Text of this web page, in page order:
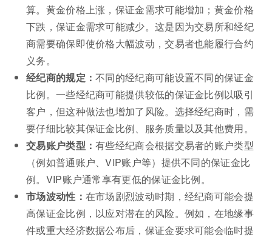
算。黄金价格上涨，保证金需求可能增加；黄金价格
下跌，保证金需求可能减少。这是因为交易所和经纪
商需要确保即使价格大幅波动，交易者也能履行合约
义务。
经纪商的规定：不同的经纪商可能设置不同的保证金
比例。一些经纪商可能提供较低的保证金比例以吸引
客户，但这种做法也增加了风险。选择经纪商时，需
要仔细比较其保证金比例、服务质量以及其他费用。
交易账户类型：有些经纪商会根据交易者的账户类型
（例如普通账户、VIP账户等）提供不同的保证金比
例。VIP账户通常享有更低的保证金比例。
市场波动性： 在市场剧烈波动时期，经纪商可能会提
高保证金比例，以应对潜在的风险。例如，在地缘事
件或重大经济数据公布后，保证金要求可能会临时提